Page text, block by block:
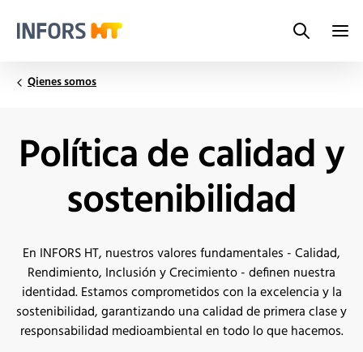
Search
Qienes somos
Política de calidad y
sostenibilidad
En INFORS HT, nuestros valores fundamentales - Calidad,
Rendimiento, Inclusión y Crecimiento - definen nuestra
identidad. Estamos comprometidos con la excelencia y la
sostenibilidad, garantizando una calidad de primera clase y
responsabilidad medioambiental en todo lo que hacemos.